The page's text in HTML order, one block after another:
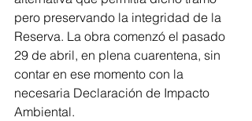
pero preservando la integridad de la
Reserva. La obra comenzó el pasado
29 de abril, en plena cuarentena, sin
contar en ese momento con la
necesaria Declaración de Impacto
Ambiental.